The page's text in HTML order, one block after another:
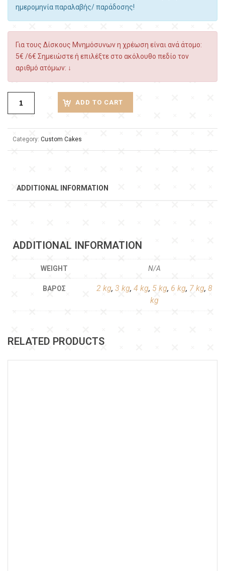
ημερομηνία παραλαβής/ παράδοσης!
Για τους Δίσκους Μνημόσυνων η χρέωση είναι ανά άτομο:
5€ /6€ Σημειώστε ή επιλέξτε στο ακόλουθο πεδίο τον
αριθμό ατόμων: ↓
ADD TO CART
Category: Custom Cakes
ADDITIONAL INFORMATION
ADDITIONAL INFORMATION
WEIGHT N/A
ΒΆΡΟΣ 2 kg, 3 kg, 4 kg, 5 kg, 6 kg, 7 kg, 8
kg
RELATED PRODUCTS